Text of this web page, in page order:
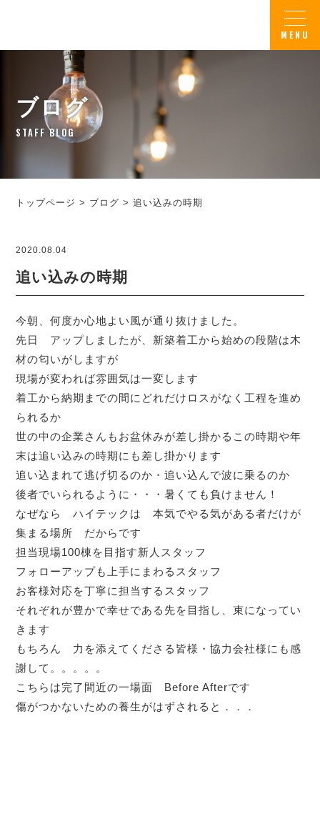
ブログ
STAFF BLOG
トップページ > ブログ >追い込みの時期
2020.08.04
追い込みの時期
今朝、何度か心地よい風が通り抜けました。
先日 アップしましたが、新築着工から始めの段階は木
材の匂いがしますが
現場が変われば雰囲気は一変します
着工から納期までの間にどれだけロスがなく工程を進め
られるか
世の中の企業さんもお盆休みが差し掛かるこの時期や年
末は追い込みの時期にも差し掛かります
追い込まれて逃げ切るのか・追い込んで波に乗るのか
後者でいられるように・・・暑くても負けません！
なぜなら ハイテックは 本気でやる気がある者だけが
集まる場所 だからです
担当現場100棟を目指す新人スタッフ
フォローアップも上手にまわるスタッフ
お客様対応を丁寧に担当するスタッフ
それぞれが豊かで幸せである先を目指し、束になってい
きます
もちろん 力を添えてくださる皆様・協力会社様にも感
謝して。。。。。
こちらは完了間近の一場面 Before Afterです
傷がつかないための養生がはずされると．．．